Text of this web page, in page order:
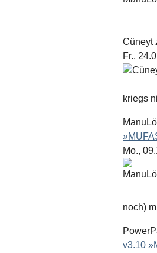
Cüneyt
Fr.,
kriegs
Mo.,
noch)
v3.10